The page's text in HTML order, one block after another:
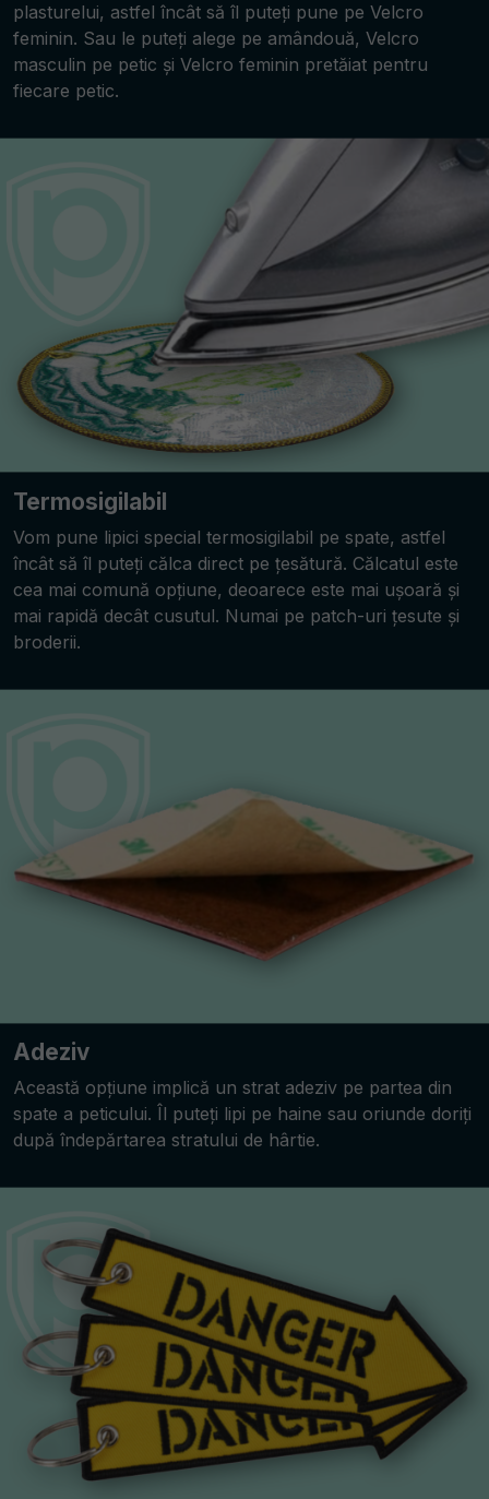
plasturelui, astfel încât să îl puteți pune pe Velcro
feminin. Sau le puteți alege pe amândouă, Velcro
masculin pe petic și Velcro feminin pretăiat pentru
fiecare petic.
Termosigilabil
Vom pune lipici special termosigilabil pe spate, astfel
încât să îl puteți călca direct pe țesătură. Călcatul este
cea mai comună opțiune, deoarece este mai ușoară și
mai rapidă decât cusutul. Numai pe patch-uri țesute și
broderii.
Adeziv
Această opțiune implică un strat adeziv pe partea din
spate a peticului. Îl puteți lipi pe haine sau oriunde doriți
după îndepărtarea stratului de hârtie.